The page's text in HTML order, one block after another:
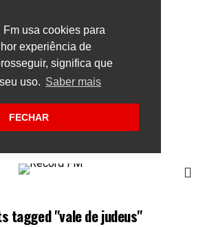
usa cookies para
experiência de
significa que
uso. Saber mais
FECHAR
tagged "vale de judeus"